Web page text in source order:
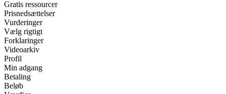
Gratis ressourcer
Prisnedsættelser
Vurderinger
Vælg rigtigt
Forklaringer
Videoarkiv
Profil
Min adgang
Betaling
Beløb